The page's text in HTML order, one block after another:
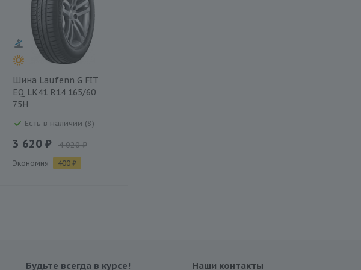
Шина Laufenn G FIT
EQ LK41 R14 165/60
75H
Есть в наличии (8)
3 620 ₽ 4 020 ₽
Экономия 400 ₽
Будьте всегда в курсе! Наши контакты